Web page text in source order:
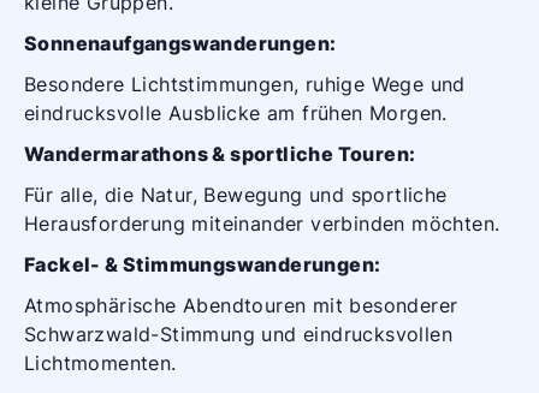
Sonnenaufgangswanderungen:
Besondere Lichtstimmungen, ruhige Wege und
eindrucksvolle Ausblicke am frühen Morgen.
Wandermarathons & sportliche Touren:
Für alle, die Natur, Bewegung und sportliche
Herausforderung miteinander verbinden möchten.
Fackel- & Stimmungswanderungen:
Atmosphärische Abendtouren mit besonderer
Schwarzwald-Stimmung und eindrucksvollen
Lichtmomenten.